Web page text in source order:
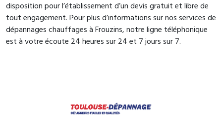
disposition pour l’établissement d’un devis gratuit et libre de
tout engagement. Pour plus d’informations sur nos services de
dépannages chauffages à Frouzins, notre ligne téléphonique
est à votre écoute 24 heures sur 24 et 7 jours sur 7.